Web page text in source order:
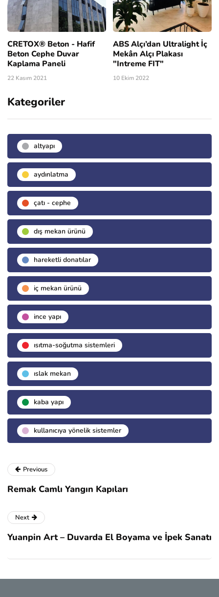
CRETOX® Beton - Hafif
Beton Cephe Duvar
Kaplama Paneli
22 Kasım 2021
ABS Alçı’dan Ultralight İç
Mekân Alçı Plakası
"Intreme FIT"
10 Ekim 2022
Kategoriler
altyapı
aydınlatma
çatı - cephe
dış mekan ürünü
hareketli donatılar
i̇ç mekan ürünü
i̇nce yapı
isıtma-soğutma sistemleri
islak mekan
kaba yapı
kullanıcıya yönelik sistemler
Previous
Remak Camlı Yangın Kapıları
Next
Yuanpin Art – Duvarda El Boyama ve İpek Sanatı